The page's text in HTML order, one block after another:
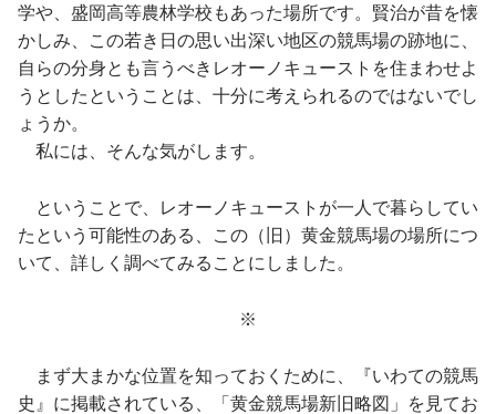
学や、盛岡高等農林学校もあった場所です。賢治が昔を懐
かしみ、この若き日の思い出深い地区の競馬場の跡地に、
自らの分身とも言うべきレオーノキューストを住まわせよ
うとしたということは、十分に考えられるのではないでし
ょうか。
私には、そんな気がします。
ということで、レオーノキューストが一人で暮らしてい
たという可能性のある、この（旧）黄金競馬場の場所につ
いて、詳しく調べてみることにしました。
※
まず大まかな位置を知っておくために、『いわての競馬
史』に掲載されている、「黄金競馬場新旧略図」を見てお